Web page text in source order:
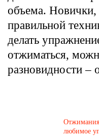
объема. Новички,
правильной
делать
отжиматься,
разновидности –
любимое